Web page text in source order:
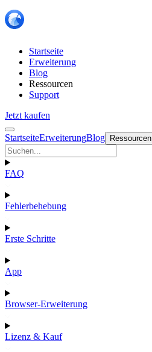
Startseite
Erweiterung
Blog
Ressourcen
Support
Jetzt kaufen
StartseiteErweiterungBlog Ressourcen
FAQ
Fehlerbehebung
Erste Schritte
App
Browser-Erweiterung
Lizenz & Kauf